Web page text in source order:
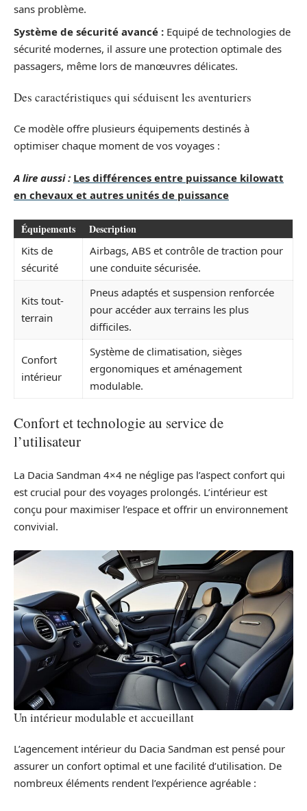
sans problème.
Système de sécurité avancé : Equipé de technologies de
sécurité modernes, il assure une protection optimale des
passagers, même lors de manœuvres délicates.
Des caractéristiques qui séduisent les aventuriers
Ce modèle offre plusieurs équipements destinés à
optimiser chaque moment de vos voyages :
A lire aussi : Les différences entre puissance kilowatt
en chevaux et autres unités de puissance
Équipements Description
Kits de
sécurité
Airbags, ABS et contrôle de traction pour
une conduite sécurisée.
Kits tout-
terrain
Pneus adaptés et suspension renforcée
pour accéder aux terrains les plus
difficiles.
Confort
intérieur
Système de climatisation, sièges
ergonomiques et aménagement
modulable.
Confort et technologie au service de
l’utilisateur
La Dacia Sandman 4×4 ne néglige pas l’aspect confort qui
est crucial pour des voyages prolongés. L’intérieur est
conçu pour maximiser l’espace et offrir un environnement
convivial.
Un intérieur modulable et accueillant
L’agencement intérieur du Dacia Sandman est pensé pour
assurer un confort optimal et une facilité d’utilisation. De
nombreux éléments rendent l’expérience agréable :